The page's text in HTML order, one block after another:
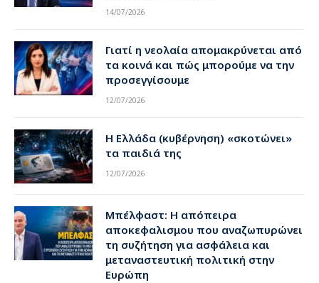
14/07/2026
Γιατί η νεολαία απομακρύνεται από
τα κοινά και πώς μπορούμε να την
προσεγγίσουμε
12/07/2026
Η Ελλάδα (κυβέρνηση) «σκοτώνει»
τα παιδιά της
12/07/2026
Μπέλφαστ: Η απόπειρα
αποκεφαλισμου που αναζωπυρώνει
τη συζήτηση για ασφάλεια και
μεταναστευτική πολιτική στην
Ευρώπη